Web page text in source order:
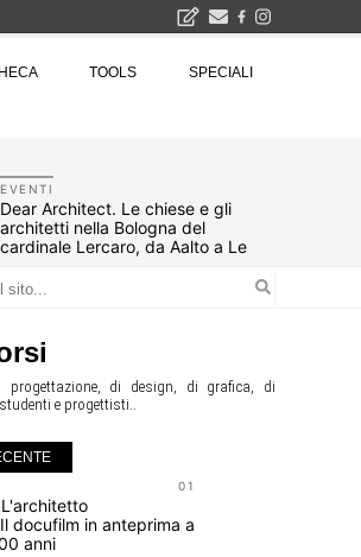
TOOLS SPECIALI
EVENTI
Dear Architect. Le chiese e gli
architetti nella Bologna del
cardinale Lercaro, da Aalto a Le
Vaccaro
progettazione, di design, di grafica, di
e progettisti..
01
docufilm in anteprima a
anni